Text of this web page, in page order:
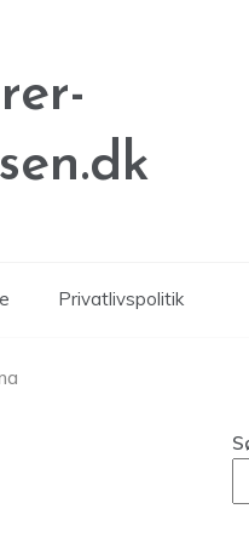
Privatlivspolitik